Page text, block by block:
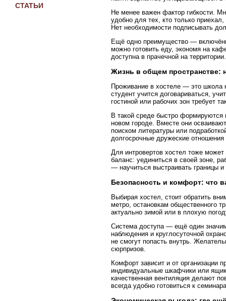
СТАТЬИ
Не менее важен фактор гибкости.
удобно для тех, кто только
Нет необходимости подписывать
Ещё одно преимущество —
можно готовить еду, экономя на
доступна в прачечной на
Жизнь в общем пространстве:
Проживание в хостеле — это школа
студент учится договариваться,
гостиной или рабочих зон требует
В такой среде быстро формируются
новом городе. Вместе они
поиском литературы или
долгосрочные дружеские
Для интровертов хостел тоже
баланс: уединиться в своей зоне,
— научиться выстраивать границы и
Безопасность и комфорт: что
Выбирая хостел, стоит обратить
метро, остановкам общественного
актуально зимой или в плохую
Система доступа — ещё один
наблюдения и круглосуточной
не смогут попасть внутрь.
сюрпризов.
Комфорт зависит и от организации
индивидуальные шкафчики или
качественная вентиляция делают
всегда удобно готовиться к